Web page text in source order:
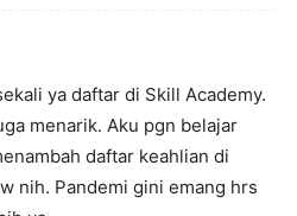
ya daftar di Skill Academy.
menarik. Aku pgn belajar
daftar keahlian di
nih. Pandemi gini emang hrs